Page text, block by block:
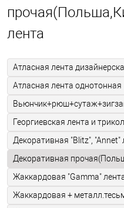
лента
Атласная лента
Атласная лента однотонная
Георгиевская лента и
Декоративная "Blitz", "Annet"
Декоративная
Жаккардовая "Gamma"
Жаккардовая +